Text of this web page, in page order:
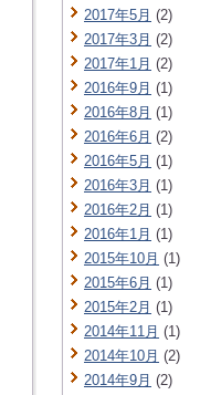
2017年5月 (2)
2017年3月 (2)
2017年1月 (2)
2016年9月 (1)
2016年8月 (1)
2016年6月 (2)
2016年5月 (1)
2016年3月 (1)
2016年2月 (1)
2016年1月 (1)
2015年10月 (1)
2015年6月 (1)
2015年2月 (1)
2014年11月 (1)
2014年10月 (2)
2014年9月 (2)